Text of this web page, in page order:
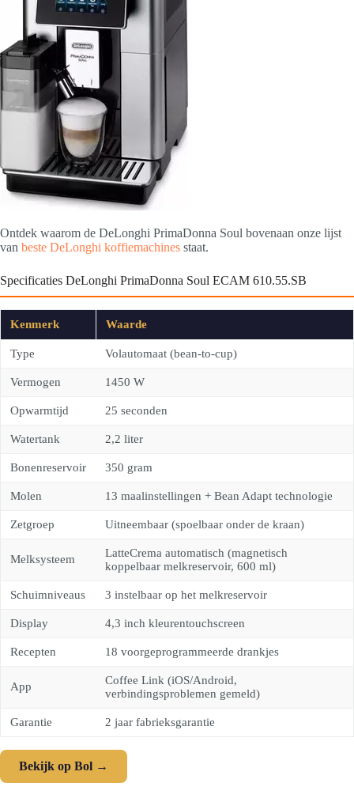
Ontdek waarom de DeLonghi PrimaDonna Soul bovenaan onze lijst
van beste DeLonghi koffiemachines staat.
Specificaties DeLonghi PrimaDonna Soul ECAM 610.55.SB
Kenmerk Waarde
Type Volautomaat (bean-to-cup)
Vermogen 1450 W
Opwarmtijd 25 seconden
Watertank 2,2 liter
Bonenreservoir 350 gram
Molen 13 maalinstellingen + Bean Adapt technologie
Zetgroep Uitneembaar (spoelbaar onder de kraan)
Melksysteem
LatteCrema automatisch (magnetisch
koppelbaar melkreservoir, 600 ml)
Schuimniveaus 3 instelbaar op het melkreservoir
Display 4,3 inch kleurentouchscreen
Recepten 18 voorgeprogrammeerde drankjes
App
Coffee Link (iOS/Android,
verbindingsproblemen gemeld)
Garantie 2 jaar fabrieksgarantie
Bekijk op Bol →